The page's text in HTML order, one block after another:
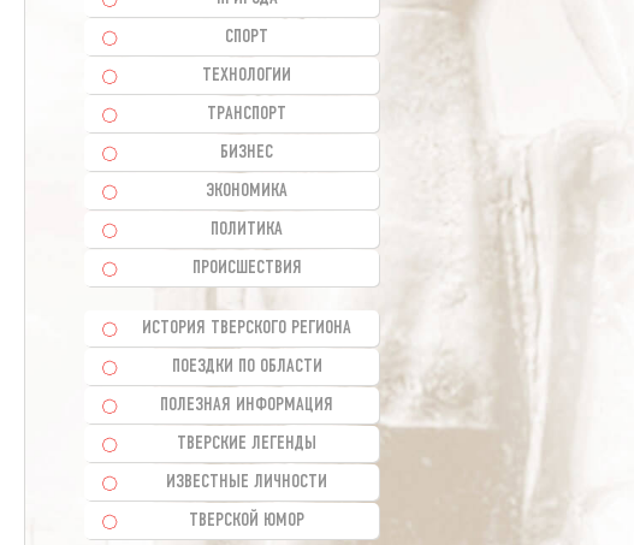
СПОРТ
ТЕХНОЛОГИИ
ТРАНСПОРТ
БИЗНЕС
ЭКОНОМИКА
ПОЛИТИКА
ПРОИСШЕСТВИЯ
ИСТОРИЯ ТВЕРСКОГО РЕГИОНА
ПОЕЗДКИ ПО ОБЛАСТИ
ПОЛЕЗНАЯ ИНФОРМАЦИЯ
ТВЕРСКИЕ ЛЕГЕНДЫ
ИЗВЕСТНЫЕ ЛИЧНОСТИ
ТВЕРСКОЙ ЮМОР